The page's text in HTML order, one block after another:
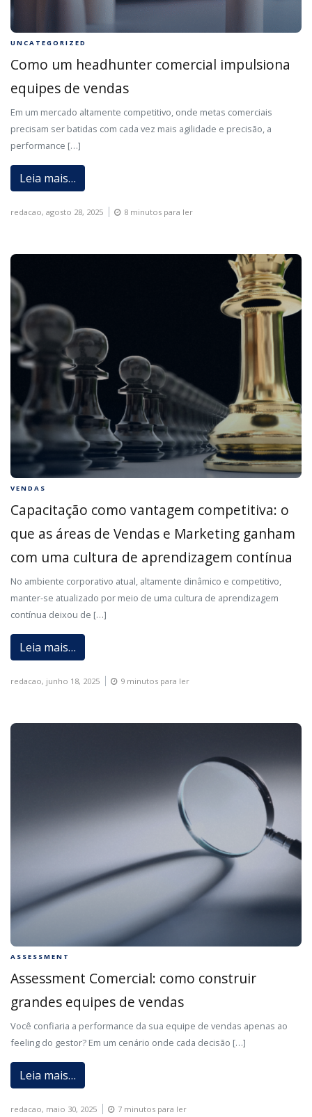
UNCATEGORIZED
Como um headhunter comercial impulsiona
equipes de vendas
Em um mercado altamente competitivo, onde metas comerciais
precisam ser batidas com cada vez mais agilidade e precisão, a
performance […]
Leia mais…
redacao, agosto 28, 2025 8 minutos para ler
VENDAS
Capacitação como vantagem competitiva: o
que as áreas de Vendas e Marketing ganham
com uma cultura de aprendizagem contínua
No ambiente corporativo atual, altamente dinâmico e competitivo,
manter-se atualizado por meio de uma cultura de aprendizagem
contínua deixou de […]
Leia mais…
redacao, junho 18, 2025 9 minutos para ler
ASSESSMENT
Assessment Comercial: como construir
grandes equipes de vendas
Você confiaria a performance da sua equipe de vendas apenas ao
feeling do gestor? Em um cenário onde cada decisão […]
Leia mais…
redacao, maio 30, 2025 7 minutos para ler